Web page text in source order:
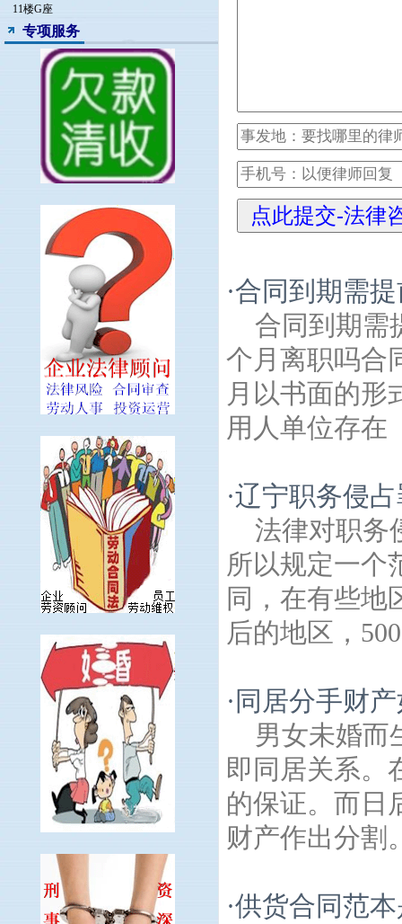
11楼G座
专项服务
·合同到期需
合同到期需
个月离职吗合
月以书面的形
用人单位存在
·辽宁职务侵
法律对职务
所以规定一个
同，在有些地
后的地区，
· 同居分手财
男女未婚而
即同居关系。
的保证。而日
财产作出分割
·供货合同范